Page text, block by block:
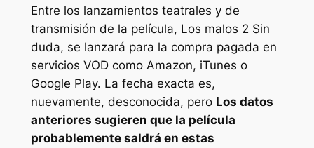
Entre los lanzamientos teatrales y de
transmisión de la película, Los malos 2 Sin
duda, se lanzará para la compra pagada en
servicios VOD como Amazon, iTunes o
Google Play. La fecha exacta es,
nuevamente, desconocida, pero Los datos
anteriores sugieren que la película
probablemente saldrá en estas